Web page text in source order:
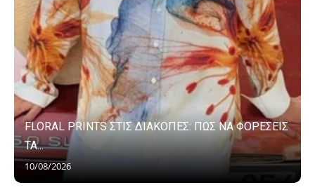
FLORAL PRINTS ΣΤΙΣ ΔΙΑΚΟΠΕΣ: ΠΩΣ ΝΑ ΦΟΡΕΣΕΙΣ
ΤΑ...
10/08/2026